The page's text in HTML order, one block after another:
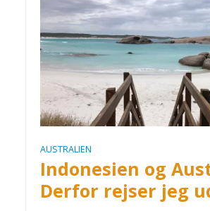
AUSTRALIEN
Indonesien og
Derfor rejser jeg